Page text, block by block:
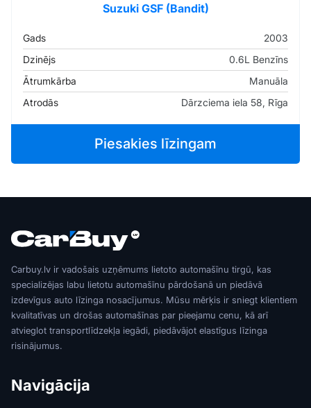
Suzuki GSF (Bandit)
Gads
2003
Dzinējs
0.6L Benzīns
Ātrumkārba
Manuāla
Atrodās
Dārzciema iela 58, Rīga
Piesakies līzingam
Carbuy.lv ir vadošais uzņēmums lietoto automašīnu tirgū, kas
specializējas labu lietotu automašīnu pārdošanā un piedāvā
izdevīgus auto līzinga nosacījumus. Mūsu mērķis ir sniegt klientiem
kvalitatīvas un drošas automašīnas par pieejamu cenu, kā arī
atvieglot transportlīdzekļa iegādi, piedāvājot elastīgus līzinga
risinājumus.
Navigācija